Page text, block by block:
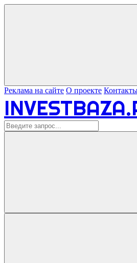
Реклама на сайте О проекте